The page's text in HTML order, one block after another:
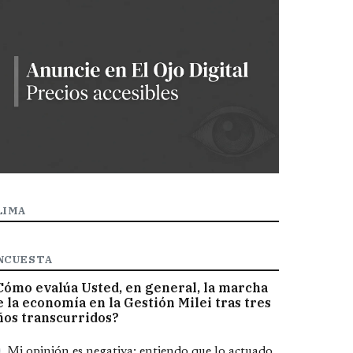
evalúa Usted, en general, la marcha
la economía en la Gestión Milei tras tres
transcurridos?